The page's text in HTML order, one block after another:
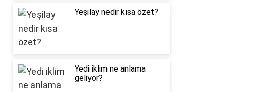
Yeşilay nedir kısa özet?
Yedi iklim ne anlama
geliyor?